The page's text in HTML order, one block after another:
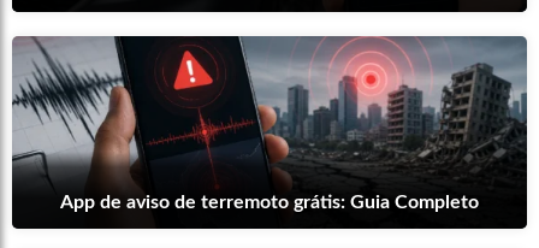
App de aviso de terremoto grátis: Guia Completo